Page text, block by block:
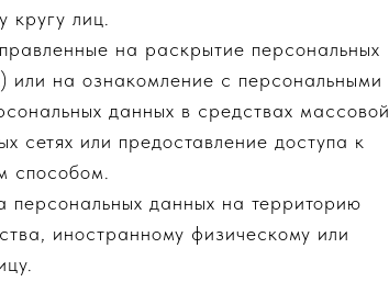
кругу лиц.
на раскрытие персональных
или на ознакомление с персональными
данных в средствах массовой
или предоставление доступа к
способом.
данных на территорию
иностранному физическому или